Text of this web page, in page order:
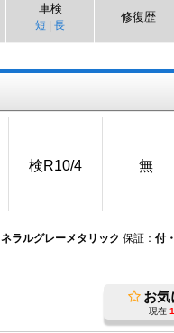
車検
短 | 長
修復歴
検R10/4 無
ネラルグレーメタリック 保証： 付
お気
現在 1